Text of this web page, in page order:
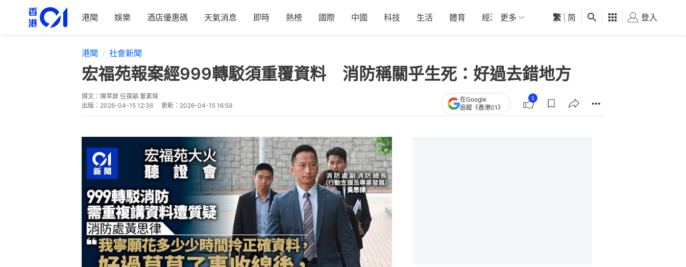
港聞 娛樂 酒店優惠碼 天氣消息 即時 熱榜 國際 中國 科技 生活 體育 經濟 01深圳 觀點 健康 好食玩飛
更多 繁 简 登入
港聞 社會新聞
宏福苑報案經999轉駁須重覆資料 消防稱關乎生死：好過去錯地方
撰文： 陳萃屏 任葆穎 董素琛
出版： 2026-04-15 12:36 更新： 2026-04-15 16:59
在Google
追蹤《香港01》
5